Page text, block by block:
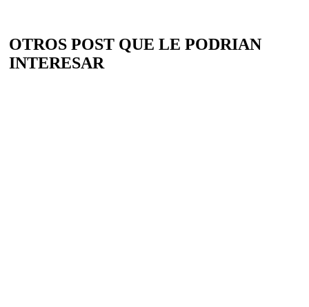
OTROS POST QUE LE PODRIAN
INTERESAR